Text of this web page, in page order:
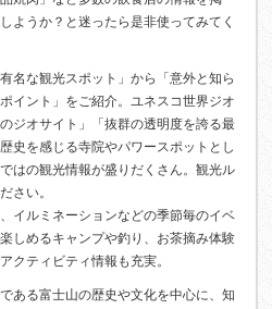
ようか？と迷ったら是非使ってみてく
名な観光スポット」から「意外と知ら
イント」をご紹介。ユネスコ世界ジオ
ジオサイト」「抜群の透明度を誇る最
史を感じる寺院やパワースポットとし
はの観光情報が盛りだくさん。観光ル
さい。
イルミネーションなどの季節毎のイベ
しめるキャンプや釣り、お茶摘み体験
クティビティ情報も充実。
ある富士山の歴史や文化を中心に、知